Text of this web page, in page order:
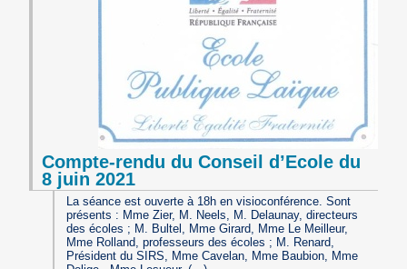
Compte-rendu du Conseil d’Ecole du
8 juin 2021
La séance est ouverte à 18h en visioconférence. Sont
présents : Mme Zier, M. Neels, M. Delaunay, directeurs
des écoles ; M. Bultel, Mme Girard, Mme Le Meilleur,
Mme Rolland, professeurs des écoles ; M. Renard,
Président du SIRS, Mme Cavelan, Mme Baubion, Mme